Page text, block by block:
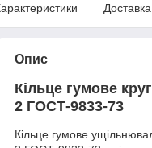
Доставка
Опис
Кільце гумове
2 ГОСТ-9833-73
Кільце гумове